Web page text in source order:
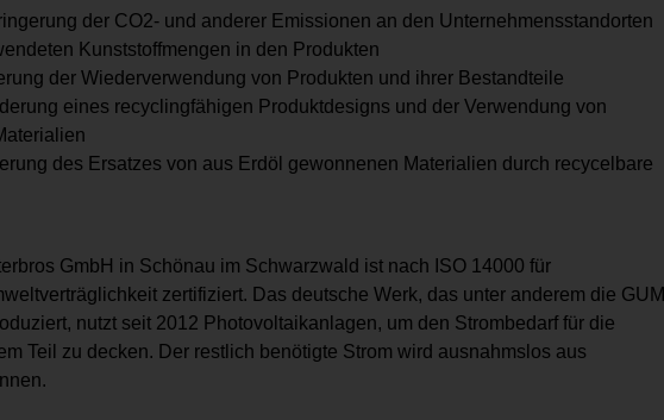
der CO2- und anderer Emissionen an den Unternehmensstandorten
Kunststoffmengen in den Produkten
der Wiederverwendung von Produkten und ihrer Bestandteile
eines recyclingfähigen Produktdesigns und der Verwendung von
des Ersatzes von aus Erdöl gewonnenen Materialien durch recycelbare
GmbH in Schönau im Schwarzwald ist nach ISO 14000 für
zertifiziert. Das deutsche Werk, das unter anderem die GUM
nutzt seit 2012 Photovoltaikanlagen, um den Strombedarf für die
Teil zu decken. Der restlich benötigte Strom wird ausnahmslos aus